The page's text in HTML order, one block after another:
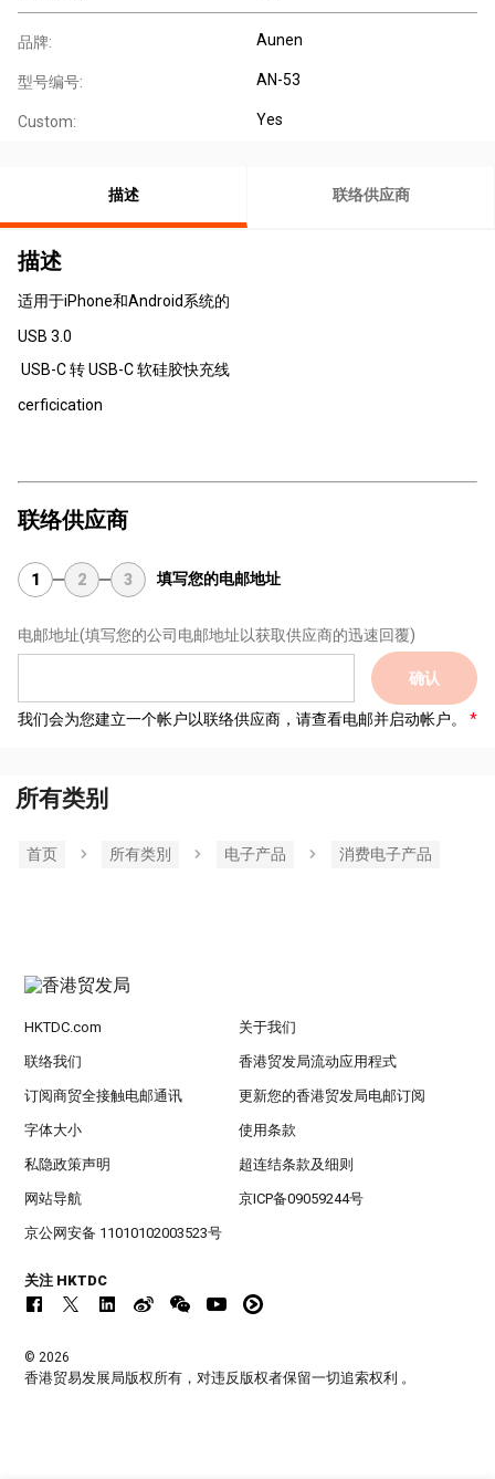
品牌: Aunen
型号编号: AN-53
Custom: Yes
描述 联络供应商
描述
适用于iPhone和Android系统的
USB 3.0
USB-C 转 USB-C 软硅胶快充线
cerficication
联络供应商
1 2 3 填写您的电邮地址
电邮地址(填写您的公司电邮地址以获取供应商的迅速回覆)
确认
我们会为您建立一个帐户以联络供应商，请查看电邮并启动帐户。
所有类别
首页 所有类別 电子产品 消费电子产品
HKTDC.com 关于我们
联络我们 香港贸发局流动应用程式
订阅商贸全接触电邮通讯 更新您的香港贸发局电邮订阅
字体大小 使用条款
私隐政策声明 超连结条款及细则
网站导航 京ICP备09059244号
京公网安备 11010102003523号
关注 HKTDC
© 2026
香港贸易发展局版权所有，对违反版权者保留一切追索权利 。